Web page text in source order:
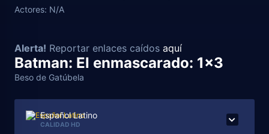
sus nueve vidas de un solo golpe.
Actores: N/A
Alerta! Reportar enlaces caídos aquí
Batman: El enmascarado: 1x3
Beso de Gatúbela
Español Latino
CALIDAD HD